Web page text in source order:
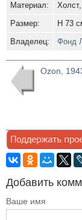
Материал:
Размер:
H 73
Владелец:
Фонд
Ozon,
Добавить
Ваше имя